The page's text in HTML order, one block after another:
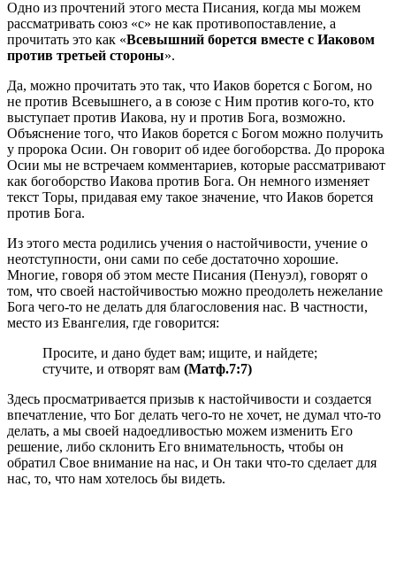
Одно из прочтений этого места Писания, когда мы можем
рассматривать союз «с» не как противопоставление, а
прочитать это как «Всевышний борется вместе с Иаковом
против третьей стороны».
Да, можно прочитать это так, что Иаков борется с Богом, но
не против Всевышнего, а в союзе с Ним против кого-то, кто
выступает против Иакова, ну и против Бога, возможно.
Объяснение того, что Иаков борется с Богом можно получить
у пророка Осии. Он говорит об идее богоборства. До пророка
Осии мы не встречаем комментариев, которые рассматривают
как богоборство Иакова против Бога. Он немного изменяет
текст Торы, придавая ему такое значение, что Иаков борется
против Бога.
Из этого места родились учения о настойчивости, учение о
неотступности, они сами по себе достаточно хорошие.
Многие, говоря об этом месте Писания (Пенуэл), говорят о
том, что своей настойчивостью можно преодолеть нежелание
Бога чего-то не делать для благословения нас. В частности,
место из Евангелия, где говорится:
Просите, и дано будет вам; ищите, и найдете;
стучите, и отворят вам (Матф.7:7)
Здесь просматривается призыв к настойчивости и создается
впечатление, что Бог делать чего-то не хочет, не думал что-то
делать, а мы своей надоедливостью можем изменить Его
решение, либо склонить Его внимательность, чтобы он
обратил Свое внимание на нас, и Он таки что-то сделает для
нас, то, что нам хотелось бы видеть.